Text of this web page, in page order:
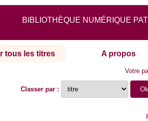
BIBLIOTHÈQUE NUMÉRIQUE
tous les titres A propos
Votre
Classer par :